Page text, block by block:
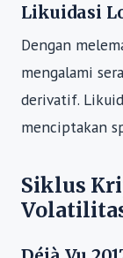
Likuidasi
Dengan
mengalami
derivatif.
menciptakan
Siklus